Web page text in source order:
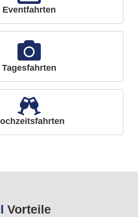
Eventfahrten
Tagesfahrten
Vorteile